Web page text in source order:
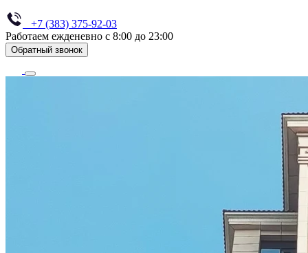
+7 (383) 375-92-03
Работаем ежденевно с 8:00 до 23:00
Обратный звонок